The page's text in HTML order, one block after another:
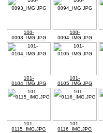
100-
0093_IMG.JPG
100-
0094_IMG.JPG
101-
0104_IMG.JPG
101-
0105_IMG.JPG
101-
0115_IMG.JPG
101-
0116_IMG.JPG